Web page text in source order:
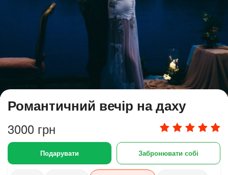
Романтичний вечір на даху
3000 грн
Подарувати Забронювати собі